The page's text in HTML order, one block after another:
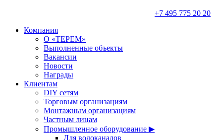
+7 495 775 20 20
Компания
О «ТЕРЕМ»
Выполненные объекты
Вакансии
Новости
Награды
Клиентам
DIY сетям
Торговым организациям
Монтажным организациям
Частным лицам
Промышленное оборудование ▶
Для водоканалов